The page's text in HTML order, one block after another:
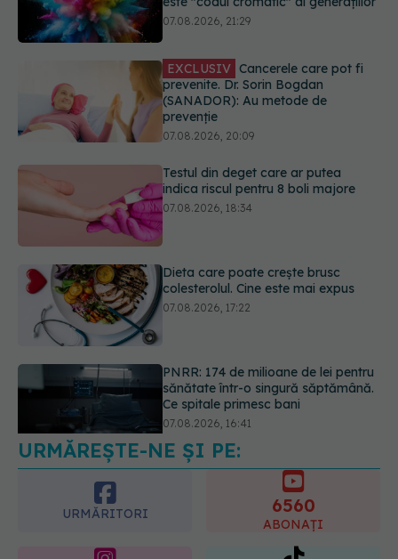
(SANADOR): Au metode de
Testul din deget care ar putea
indica riscul pentru 8 boli majore
07.08.2026, 18:34
Dieta care poate crește brusc
colesterolul. Cine este mai expus
PNRR: 174 de milioane de lei pentru
sănătate într-o singură săptămână.
Ce spune culoarea ta preferată
despre vârsta pe care o ai. Care
este "codul cromatic" al generațiilor
URMĂREȘTE-NE ȘI PE:
URMĂRITORI
365 1401
URMĂRITORI